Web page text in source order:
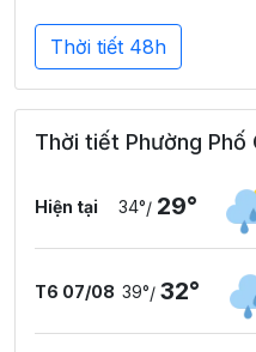
Thời tiết 48h
Thời tiết Phường Phố
Hiện tại 34°/ 29°
T6 07/08 39°/ 32°